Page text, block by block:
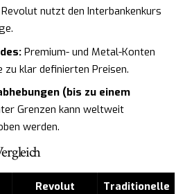
Revolut nutzt den Interbankenkurs
Premium- und Metal-Konten
klar definierten Preisen.
(bis zu einem
Grenzen kann weltweit
werden.
Revolut
Traditionelle